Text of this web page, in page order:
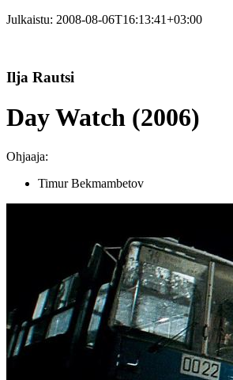
Julkaistu: 2008-08-06T16:13:41+03:00
Ilja Rautsi
Day Watch (2006)
Ohjaaja:
Timur Bekmambetov